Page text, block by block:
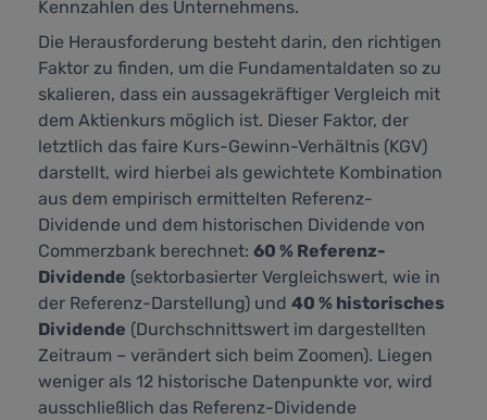
Kennzahlen des Unternehmens.
Die Herausforderung besteht darin, den richtigen
Faktor zu finden, um die Fundamentaldaten so zu
skalieren, dass ein aussagekräftiger Vergleich mit
dem Aktienkurs möglich ist. Dieser Faktor, der
letztlich das faire Kurs-Gewinn-Verhältnis (KGV)
darstellt, wird hierbei als gewichtete Kombination
aus dem empirisch ermittelten Referenz-
Dividende und dem historischen Dividende von
Commerzbank berechnet: 60 % Referenz-
Dividende (sektorbasierter Vergleichswert, wie in
der Referenz-Darstellung) und 40 % historisches
Dividende (Durchschnittswert im dargestellten
Zeitraum – verändert sich beim Zoomen). Liegen
weniger als 12 historische Datenpunkte vor, wird
ausschließlich das Referenz-Dividende